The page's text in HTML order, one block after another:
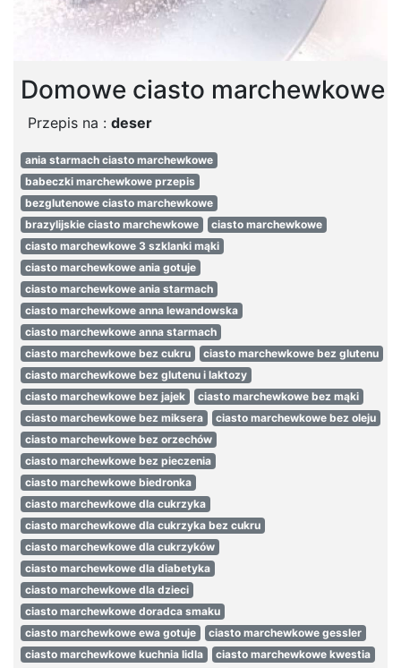
Domowe ciasto marchewkowe
Przepis na : deser
ania starmach ciasto marchewkowe
babeczki marchewkowe przepis
bezglutenowe ciasto marchewkowe
brazylijskie ciasto marchewkowe
ciasto marchewkowe
ciasto marchewkowe 3 szklanki mąki
ciasto marchewkowe ania gotuje
ciasto marchewkowe ania starmach
ciasto marchewkowe anna lewandowska
ciasto marchewkowe anna starmach
ciasto marchewkowe bez cukru
ciasto marchewkowe bez glutenu
ciasto marchewkowe bez glutenu i laktozy
ciasto marchewkowe bez jajek
ciasto marchewkowe bez mąki
ciasto marchewkowe bez miksera
ciasto marchewkowe bez oleju
ciasto marchewkowe bez orzechów
ciasto marchewkowe bez pieczenia
ciasto marchewkowe biedronka
ciasto marchewkowe dla cukrzyka
ciasto marchewkowe dla cukrzyka bez cukru
ciasto marchewkowe dla cukrzyków
ciasto marchewkowe dla diabetyka
ciasto marchewkowe dla dzieci
ciasto marchewkowe doradca smaku
ciasto marchewkowe ewa gotuje
ciasto marchewkowe gessler
ciasto marchewkowe kuchnia lidla
ciasto marchewkowe kwestia